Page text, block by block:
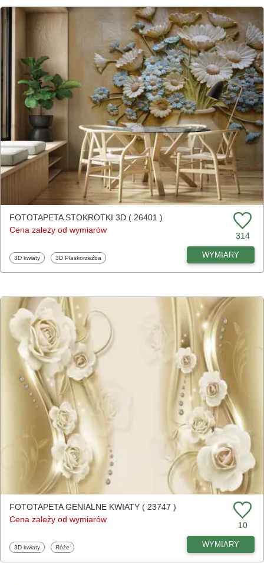
FOTOTAPETA STOKROTKI 3D ( 26401 )
Cena zależy od wymiarów
314
Fototapety
3D kwiaty Fototapety
3D Płaskorzeźba WYMIARY
FOTOTAPETA GENIALNE KWIATY ( 23747 )
Cena zależy od wymiarów
10
Fototapety
3D kwiaty Fototapety
Róże WYMIARY